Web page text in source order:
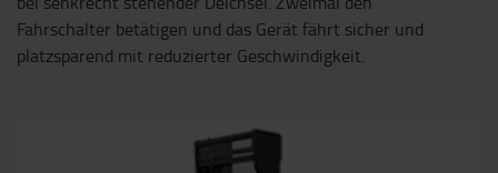
Fahrschalter betätigen und das Gerät fährt sicher und
platzsparend mit reduzierter Geschwindigkeit.